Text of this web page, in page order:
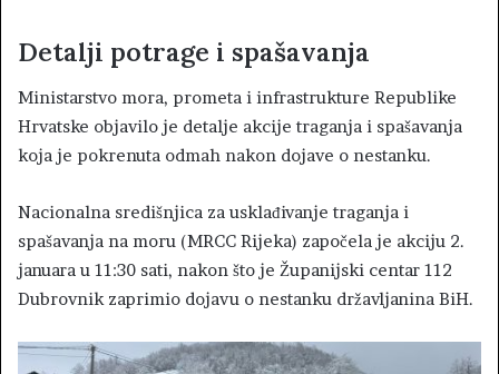
Detalji potrage i spašavanja
Ministarstvo mora, prometa i infrastrukture Republike
Hrvatske objavilo je detalje akcije traganja i spašavanja
koja je pokrenuta odmah nakon dojave o nestanku.
Nacionalna središnjica za usklađivanje traganja i
spašavanja na moru (MRCC Rijeka) započela je akciju 2.
januara u 11:30 sati, nakon što je Županijski centar 112
Dubrovnik zaprimio dojavu o nestanku državljanina BiH.